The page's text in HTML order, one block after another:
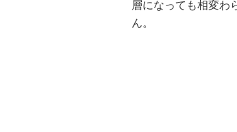
層になっても相変わ
ん。